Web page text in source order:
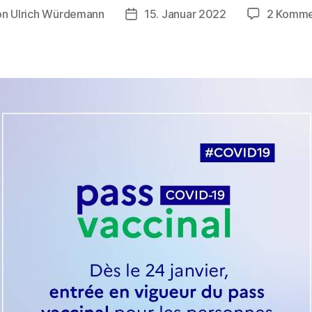
Ulrich Würdemann Beitragsdatum
15. Januar 2022 2